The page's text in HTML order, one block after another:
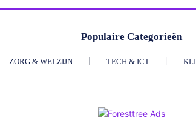
Populaire Categorieën
ZORG & WELZIJN TECH & ICT